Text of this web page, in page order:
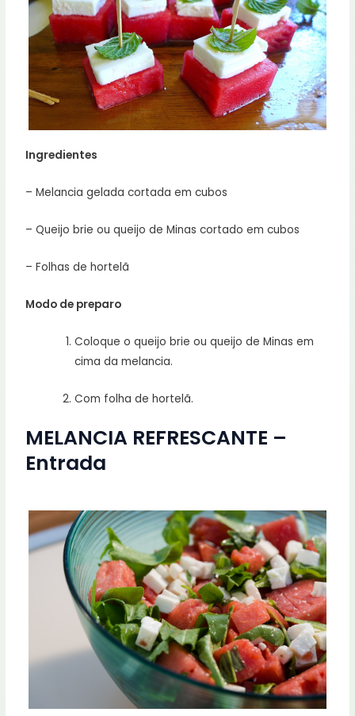
Ingredientes
– Melancia gelada cortada em cubos
– Queijo brie ou queijo de Minas cortado em cubos
– Folhas de hortelã
Modo de preparo
Coloque o queijo brie ou queijo de Minas em
cima da melancia.
Com folha de hortelã.
MELANCIA REFRESCANTE –
Entrada